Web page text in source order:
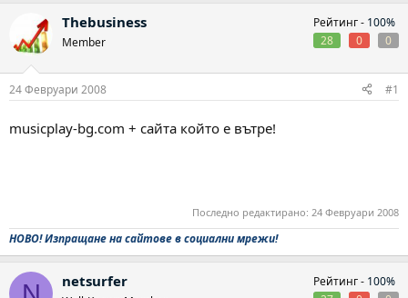
л
н
т
Thebusiness
Member
Рейтинг - 100%
28
0 0
24 Февруари 2008 #1
musicplay-bg.com + сайта който е вътре!
Последно редактирано: 24 Февруари 2008
НОВО! Изпращане на сайтове в социални мрежи!
netsurfer Рейтинг - 100%